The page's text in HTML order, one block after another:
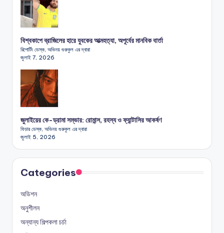
বিশ্বকাপে ব্রাজিলের হারে যুবকের আত্মহত্যা, অপূর্বের মানবিক বার্তা
রিপোর্টিং ডেস্ক, অভিনয় গুরুকুল এর দ্বারা
জুলাই 7, 2026
জুলাইয়ের কে-ড্রামা সম্ভার: রোমান্স, রহস্য ও ফ্যান্টাসির আকর্ষণ
ফিচার ডেস্ক, অভিনয় গুরুকুল এর দ্বারা
জুলাই 5, 2026
Categories
অডিশন
অনুশীলন
অন্যান্য শিল্পকলা চর্চা